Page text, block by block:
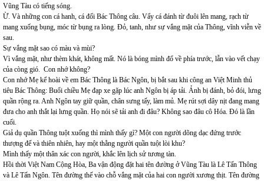
Vũng Tàu có tiếng sóng.
Ừ. Và những con cá hanh, cá đối Bác Thông câu. Vẩy cá đánh từ đuôi lên mang, rạch từ
mang xuống bụng, móc từ bụng ra lòng. Đỏ, tanh, như sự vắng mặt của Thông, vĩnh viễn về
sau.
Sự vắng mặt sao có màu và mùi?
Vì vắng mặt, như thèm khát, không mất. Nó là bóng mình đổ về phía trước, lẫn vào vết chạy
của còng gió. Con nhớ không?
Con nhớ Mẹ kể hoài về em Bác Thông là Bác Ngôn, bị bắt sau khi công an Việt Minh thủ
tiêu Bác Thông: Buổi chiều Mẹ đạp xe gặp lúc anh Ngôn bị áp tải. Ảnh bị đánh, bỏ đói, lưng
quần rộng ra. Anh Ngôn tay giữ quần, chân sưng tấy, làm mủ. Mẹ rút sợi dây nịt đang mang
đưa cho anh thắt lại lưng quần. Họ nói sẽ tải anh đi đâu? Không sao đâu cô Hóa. Đó là lần
cuối.
Giả dụ quần Thông tuột xuống thì mình thấy gì? Một con người dõng dạc đứng trước
thượng đế và thiên nhiên, hay một thằng người quần tuột lòi khu?
Mình thấy một thân xác con người, khắc lên lịch sử tương tàn.
Hồi thời Việt Nam Cộng Hòa, Ba vận động đặt hai tên đường ở Vũng Tàu là Lê Tấn Thông
và Lê Tấn Ngôn. Tên đường thế vào chỗ vắng mặt của hai con người xương thịt. Tên đường